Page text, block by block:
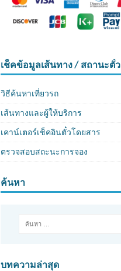
เช็คข้อมูลเส้นทาง / สถานะตั๋ว
วิธีค้นหาเที่ยวรถ
เส้นทางและผู้ให้บริการ
เคาน์เตอร์เช็คอินตั๋วโดยสาร
ตรวจสอบสถะนะการจอง
ค้นหา
บทความล่าสุด